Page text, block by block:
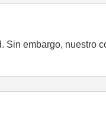
embargo, nuestro